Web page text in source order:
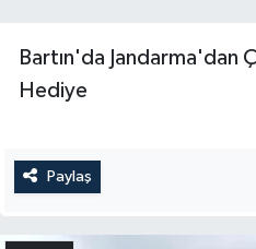
Bartın'da Jandarma'dan
Hediye
Paylaş